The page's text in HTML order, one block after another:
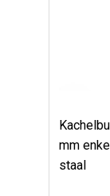
mm
staal